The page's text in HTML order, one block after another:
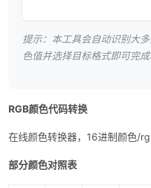
提示：本工具会自动识别大
色值并选择目标格式即可完成
RGB颜色代码转换
在线颜色转换器，16进制颜色/
部分颜色对照表